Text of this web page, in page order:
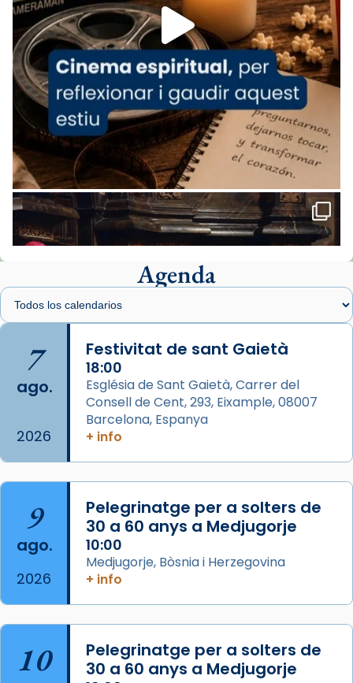
View on Facebook · Share
Arquebisbat de Barcelona
1 week ago
«Avui les santes Juliana i Semproniana ens
ajuden a alçar la mirada»
Mons. Sergi Gordo, bisbe de Tortosa, ha
presidit aquest 27 de juliol la missa de Les
Santes de Mataró.
🔗tinyurl.com/cvu5jmbk
📸 J. Merino
de Barcelona.
2 weeks ago
Aquest dilluns, 27 de juliol, ha tingut lloc la
missa d’acció de gràcies en agraïment al
comitè organitzador de la visita apostòlica
L’arquebisbe de Barcelona, el cardenal Joan
Josep Omella, ha presidit la missa i l’ha
concelebrat el bisbe auxiliar de Barcelona,
Mons. David Abadías.
📸 Dr. G. Simón
Foto
Arquebisbat de Barcelona
Agenda
7
ago.
2026
Festivitat de sant Gaietà
18:00
Església de Sant Gaietà, Carrer del
Consell de Cent, 293, Eixample, 08007
Barcelona, Espanya
+ info
9
ago.
2026
Pelegrinatge per a solters de
30 a 60 anys a Medjugorje
10:00
Medjugorje, Bòsnia i Herzegovina
+ info
10
Pelegrinatge per a solters de
30 a 60 anys a Medjugorje